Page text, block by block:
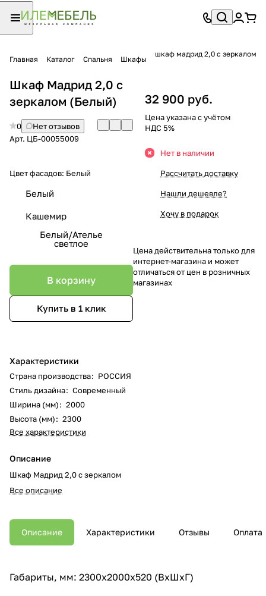
Главная Каталог Спальня Шкафы
шкаф мадрид 2,0 с зеркалом
Шкаф Мадрид 2,0 с
зеркалом (Белый)
0
Нет отзывов
Арт. ЦБ-00055009
Цвет фасадов: Белый
Белый
Кашемир
Белый/Ателье
светлое
В корзину
Купить в 1 клик
Характеристики
Страна производства: РОССИЯ
Стиль дизайна: Современный
Ширина (мм): 2000
Высота (мм): 2300
Все характеристики
Описание
Шкаф Мадрид 2,0 с зеркалом
Все описание
32 900 руб.
Цена указана с учётом
НДС 5%
Нет в наличии
Рассчитать доставку
Нашли дешевле?
Хочу в подарок
Цена действительна только для
интернет-магазина и может
отличаться от цен в розничных
магазинах
Описание Характеристики Отзывы Оплата
Габариты, мм: 2300х2000х520 (ВхШхГ)